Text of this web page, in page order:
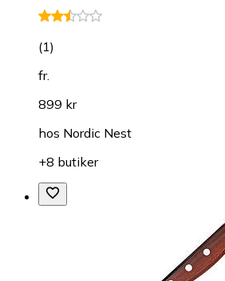
(1)
fr.
899 kr
hos Nordic Nest
+8 butiker